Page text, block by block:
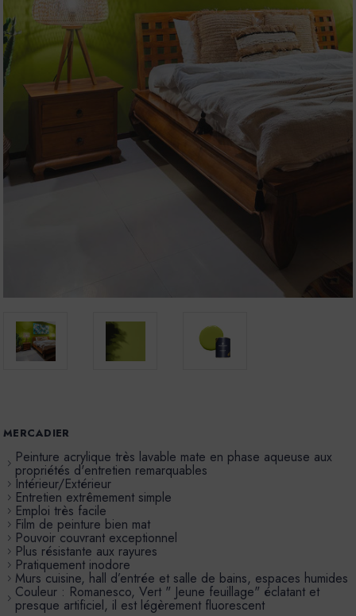
MERCADIER
Peinture acrylique très lavable mate en phase aqueuse aux
propriétés d'entretien remarquables
Intérieur/Extérieur
Entretien extrêmement simple
Emploi très facile
Film de peinture bien mat
Pouvoir couvrant exceptionnel
Plus résistante aux rayures
Pratiquement inodore
Murs cuisine, hall d’entrée et salle de bains, espaces humides
Couleur : Romanesco, Vert " Jeune feuillage" éclatant et
presque artificiel, il est légèrement fluorescent